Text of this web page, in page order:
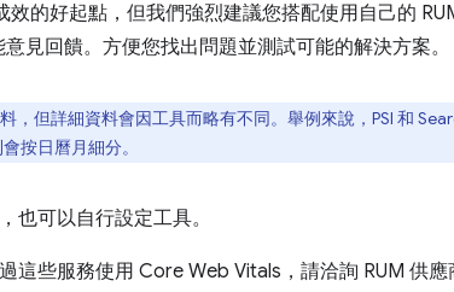
的好起點，但我們強烈建議您搭配使用自己的
見回饋。方便您找出問題並測試可能的解決方案。
，但詳細資料會因工具而略有不同。舉例來說，PSI 和
按日曆月細分。
也可以自行設定工具。
這些服務使用 Core Web Vitals，請洽詢 RUM 供應